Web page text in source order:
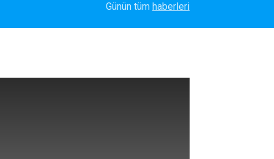
Sözleşme İmzalandı
Günün tüm haberleri